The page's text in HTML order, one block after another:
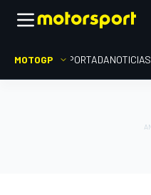
MOTOGP PORTADANOTICIAS